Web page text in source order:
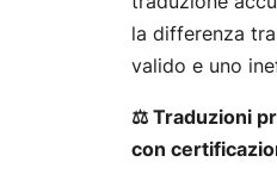
la differenza
valido e uno
⚖️ Traduzioni
con